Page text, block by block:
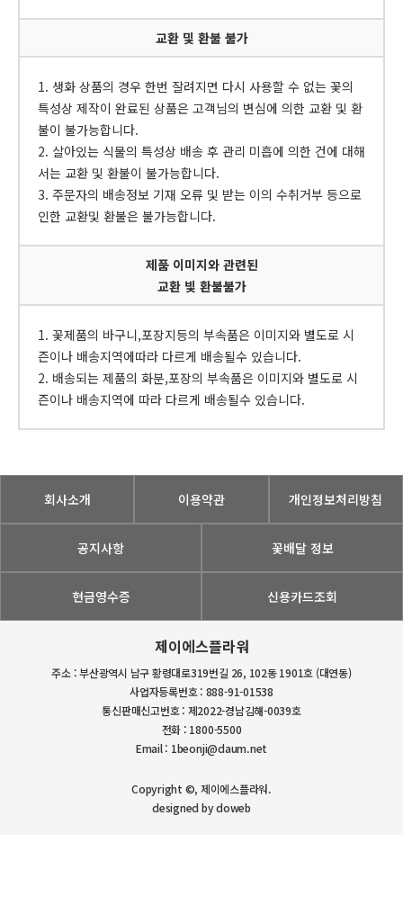
교환 및 환불 불가
1. 생화 상품의 경우 한번 잘려지면 다시 사용할 수 없는 꽃의
특성상 제작이 완료된 상품은 고객님의 변심에 의한 교환 및 환
불이 불가능합니다.
2. 살아있는 식물의 특성상 배송 후 관리 미흡에 의한 건에 대해
서는 교환 및 환불이 불가능합니다.
3. 주문자의 배송정보 기재 오류 및 받는 이의 수취거부 등으로
인한 교환및 환불은 불가능합니다.
제품 이미지와 관련된
교환 빛 환불불가
1. 꽃제품의 바구니,포장지등의 부속품은 이미지와 별도로 시
즌이나 배송지역에따라 다르게 배송될수 있습니다.
2. 배송되는 제품의 화분,포장의 부속품은 이미지와 별도로 시
즌이나 배송지역에 따라 다르게 배송될수 있습니다.
회사소개 이용약관 개인정보처리방침
공지사항 꽃배달 정보
현금영수증 신용카드조회
제이에스플라워
주소 : 부산광역시 남구 황령대로319번길 26, 102동 1901호 (대연동)
사업자등록번호 : 888-91-01538
통신판매신고번호 : 제2022-경남김해-0039호
전화 : 1800-5500
Email : 1beonji@daum.net
Copyright ©, 제이에스플라워.
designed by doweb